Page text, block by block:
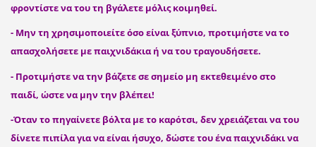
φροντίστε να του τη βγάλετε μόλις κοιμηθεί.
- Μην τη χρησιμοποιείτε όσο είναι ξύπνιο, προτιμήστε να το
απασχολήσετε με παιχνιδάκια ή να του τραγουδήσετε.
- Προτιμήστε να την βάζετε σε σημείο μη εκτεθειμένο στο
παιδί, ώστε να μην την βλέπει!
-Όταν το πηγαίνετε βόλτα με το καρότσι, δεν χρειάζεται να του
δίνετε πιπίλα για να είναι ήσυχο, δώστε του ένα παιχνιδάκι να